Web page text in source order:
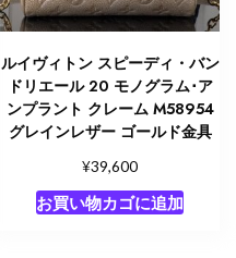
ルイヴィトン スピーディ・バン
ドリエール 20 モノグラム･ア
ンプラント クレーム M58954
グレインレザー ゴールド金具
¥39,600
お買い物カゴに追加